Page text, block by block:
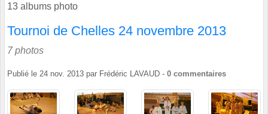
13 albums photo
Tournoi de Chelles 24 novembre 2013
7 photos
Publié le 24 nov. 2013 par Frédéric LAVAUD - 0 commentaires